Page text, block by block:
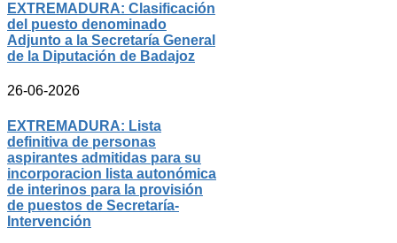
EXTREMADURA: Clasificación
del puesto denominado
Adjunto a la Secretaría General
de la Diputación de Badajoz
26-06-2026
EXTREMADURA: Lista
definitiva de personas
aspirantes admitidas para su
incorporacion lista autonómica
de interinos para la provisión
de puestos de Secretaría-
Intervención